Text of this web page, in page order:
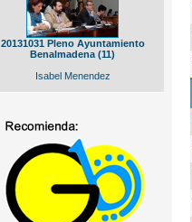
20131031 Pleno Ayuntamiento
Benalmadena (11)
Isabel Menendez